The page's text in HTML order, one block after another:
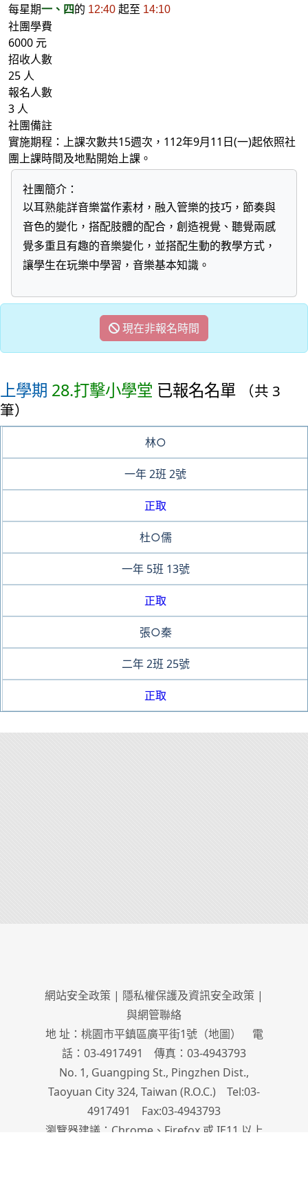
每星期一、四的 12:40 起至 14:10
社團學費
6000 元
招收人數
25 人
報名人數
3 人
社團備註
實施期程：上課次數共15週次，112年9月11日(一)起依照社
團上課時間及地點開始上課。
社團簡介：
以耳熟能詳音樂當作素材，融入管樂的技巧，節奏與
音色的變化，搭配肢體的配合，創造視覺、聽覺兩感
覺多重且有趣的音樂變化，並搭配生動的教學方式，
讓學生在玩樂中學習，音樂基本知識。
現在非報名時間
上學期 28.打擊小學堂 已報名名單
（共 3
筆）
林○
一年2班 2號
正取
杜○儒
一年 5班 13號
正取
張○秦
二年 2班 25號
正取
網站安全政策 | 隱私權保護及資訊安全政策 |
與網管聯絡
地 址：桃園市平鎮區廣平街1號（地圖） 電
話：03-4917491 傳真：03-4943793
No. 1, Guangping St., Pingzhen Dist.,
Taoyuan City 324, Taiwan (R.O.C.) Tel:03-
4917491 Fax:03-4943793
瀏覽器建議：Chrome、Firefox 或 IE11 以上